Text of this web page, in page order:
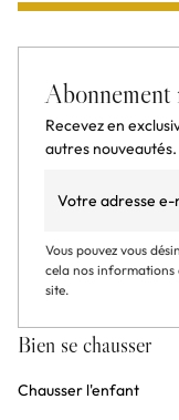
Abonnement
Recevez en
autres nouveautés.
Vous pouvez vous
cela nos informations
site.
Bien se chausser
Chausser l'enfant